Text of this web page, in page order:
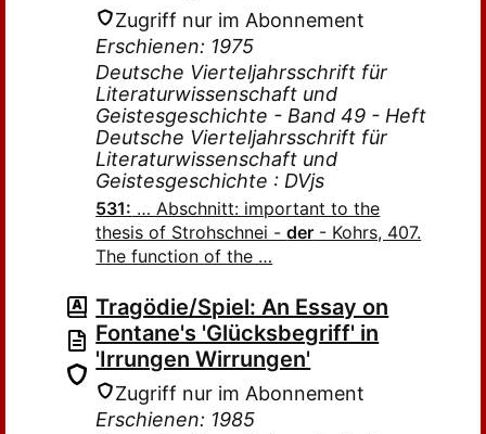
Zugriff nur im Abonnement
Erschienen: 1975
Deutsche Vierteljahrsschrift für
Literaturwissenschaft und
Geistesgeschichte - Band 49 - Heft
Deutsche Vierteljahrsschrift für
Literaturwissenschaft und
Geistesgeschichte : DVjs
531: … Abschnitt: important to the
thesis of Strohschnei -der - Kohrs, 407.
The function of the …
Tragödie/Spiel: An Essay on
Fontane's 'Glücksbegriff' in
'Irrungen Wirrungen'
Zugriff nur im Abonnement
Erschienen: 1985